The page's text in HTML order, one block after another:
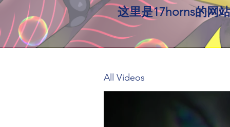
这里是17horns的网
All Videos